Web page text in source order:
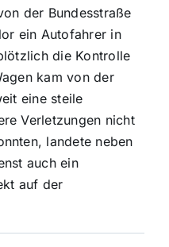
der Bundesstraße
ein Autofahrer in
die Kontrolle
kam von der
eine steile
Verletzungen nicht
landete neben
auch ein
auf der